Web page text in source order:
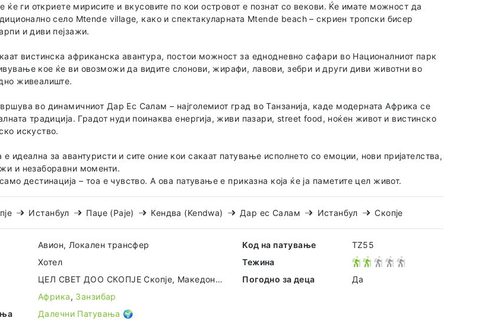
ќе ги откриете мирисите и вкусовите по кои островот е познат со векови. Ќе имате можност да
село Mtende village, како и спектакуларната Mtende beach – скриен тропски бисер
и диви пејзажи.
вистинска африканска авантура, постои можност за еднодневно сафари во Националниот парк
кое ќе ви овозможи да видите слонови, жирафи, лавови, зебри и други диви животни во
живеалиште.
во динамичниот Дар Ес Салам – најголемиот град во Танзанија, каде модерната Африка се
традиција. Градот нуди поинаква енергија, живи пазари, street food, ноќен живот и вистинско
искуство.
идеална за авантуристи и сите оние кои сакаат патување исполнето со емоции, нови пријателства,
и незаборавни моменти.
дестинација – тоа е чувство. А ова патување е приказна која ќе ја паметите цел живот.
Истанбул Паџе (Paje) Кендва (Kendwa) Дар ес Салам Истанбул Скопје
Авион, Локален трансфер
Хотел
ЦЕЛ СВЕТ ДОО СКОПЈЕ Скопје, Македонија
Африка, Занзибар
Далечни Патувања 🌍
Код на патување
TZ55
Тежина
Погодно за деца
Да